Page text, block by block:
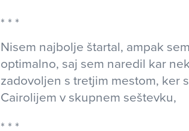
Nisem najbolje štartal, ampak
optimalno, saj sem naredil kar
zadovoljen s tretjim mestom, ker
Cairolijem v skupnem seštevku,